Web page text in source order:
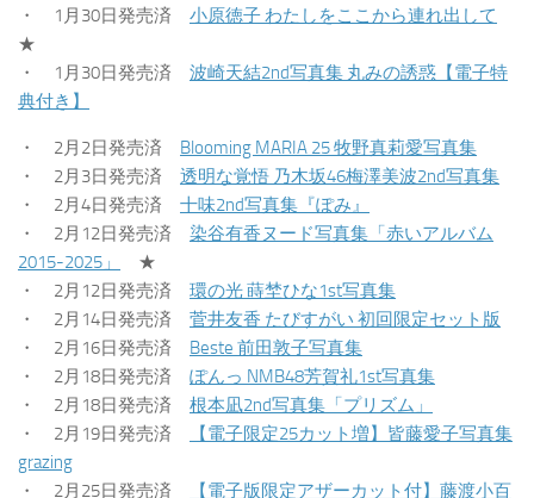
・ 1月30日発売済 小原徳子 わたしをここから連れ出して
★
・ 1月30日発売済 波崎天結2nd写真集 丸みの誘惑【電子特
典付き】
・ 2月2日発売済 Blooming MARIA 25 牧野真莉愛写真集
・ 2月3日発売済 透明な覚悟 乃木坂46梅澤美波2nd写真集
・ 2月4日発売済 十味2nd写真集『ぽみ』
・ 2月12日発売済 染谷有香ヌード写真集「赤いアルバム
2015-2025」
★
・ 2月12日発売済 環の光 蒔埜ひな1st写真集
・ 2月14日発売済 菅井友香 たびすがい 初回限定セット版
・ 2月16日発売済 Beste 前田敦子写真集
・ 2月18日発売済 ぽんっ NMB48芳賀礼1st写真集
・ 2月18日発売済 根本凪2nd写真集「プリズム」
・ 2月19日発売済
【電子限定25カット増】皆藤愛子写真集
grazing
・ 2月25日発売済
【電子版限定アザーカット付】藤渡小百